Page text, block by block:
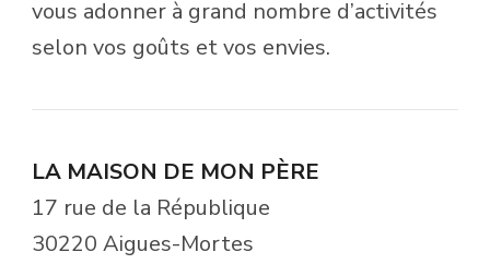
vous adonner à grand nombre d’activités
selon vos goûts et vos envies.
LA MAISON DE MON PÈRE
17 rue de la République
30220 Aigues-Mortes